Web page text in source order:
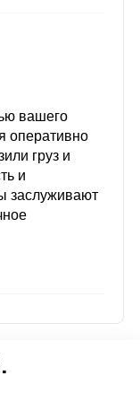
вашего
оперативно
груз и
и
заслуживают